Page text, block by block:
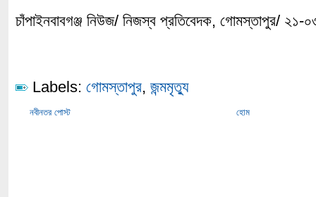
চাঁপাইনবাবগঞ্জ নিউজ/ নিজস্ব প্রতিবেদক, গোমস্তাপুর/ ২১-
Labels: গোমস্তাপুর, জন্মমৃত্যু
নবীনতর পোস্ট হোম